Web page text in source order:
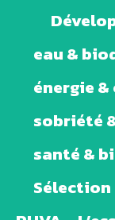
eau &
énergie
sobriété
santé &
Sélection